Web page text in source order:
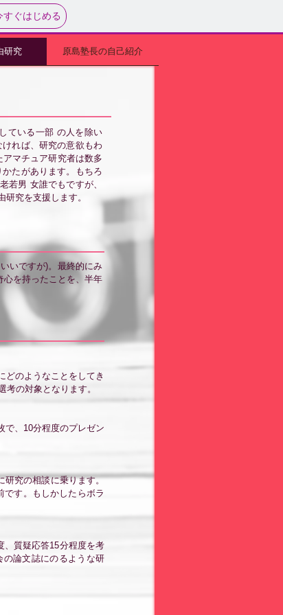
すぐはじめる
研究 原島塾長の自己紹介
ている一部 の人を除い
れば、研究の意欲もわ
マチュア研究者は数多
たがあります。もちろ
若男 女誰でもですが、
究を支援します。
いですが)。最終的にみ
心を持ったことを、半年
どのようなことをしてき
の対象となります。
で、10分程度のプレゼン
研究の相談に乗ります。
す。もしかしたらボラ
、質疑応答15分程度を考
の論文誌にのるような研